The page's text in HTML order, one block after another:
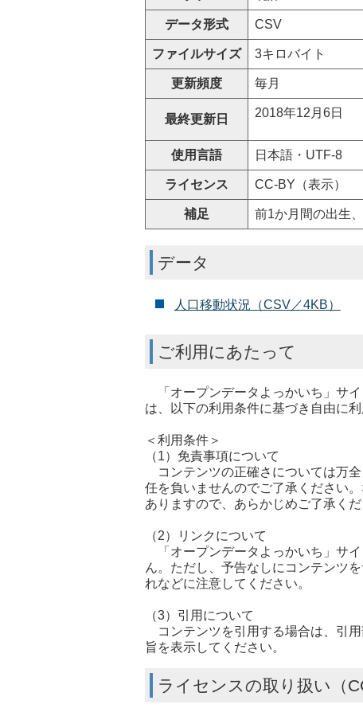
データ形式 CSV
ファイルサイズ 3キロバイト
更新頻度 毎月
最終更新日 2018年12月6日
使用言語 日本語・UTF-8
ライセンス CC-BY（表示）
補足 前1か月間の出生
データ
人口移動状況（CSV／4KB）
ご利用にあたって
「オープンデータよっかいち」サイ
は、以下の利用条件に基づき自由に
＜利用条件＞
（1）免責事項について
コンテンツの正確さについては万
任を負いませんのでご了承ください
ありますので、あらかじめご了承くだ
（2）リンクについて
「オープンデータよっかいち」サ
ん。ただし、予告なしにコンテンツ
れなどに注意してください。
（3）引用について
コンテンツを引用する場合は、引
旨を表示してください。
ライセンスの取り扱い（